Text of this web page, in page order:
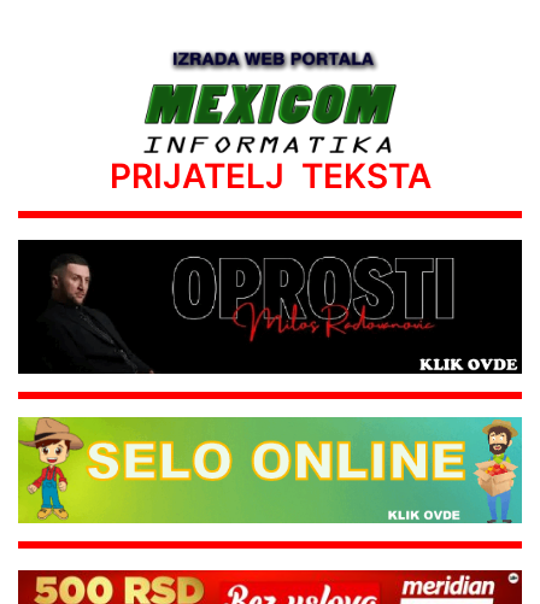
PRIJATELJ TEKSTA